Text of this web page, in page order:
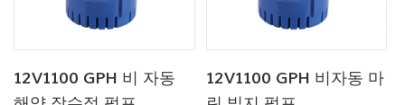
12V1100 GPH 비 자동
12V1100 GPH 비자동 마